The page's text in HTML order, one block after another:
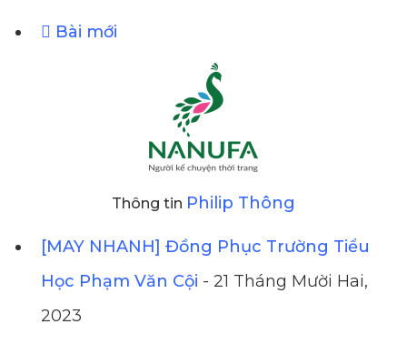
Bài mới
Thông tin Philip Thông
[MAY NHANH] Đồng Phục Trường Tiểu
Học Phạm Văn Cội - 21 Tháng Mười Hai,
2023